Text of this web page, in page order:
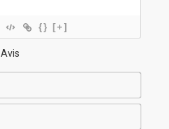
{} [+]
Avis
Nom*
E-